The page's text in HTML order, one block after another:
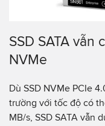
SSD SATA
NVMe
Dù SSD NVMe PCIe
trường với tốc độ có
MB/s, SSD SATA vẫn